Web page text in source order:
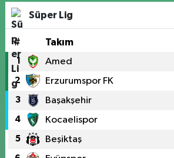
Süper Lig
# Takım
1 Amed
2 Erzurumspor FK
3 Başakşehir
4 Kocaelispor
5 Beşiktaş